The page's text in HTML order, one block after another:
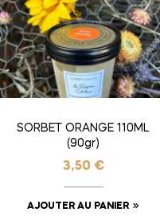
SORBET ORANGE 110ML
(90gr)
3,50 €
AJOUTER AU PANIER